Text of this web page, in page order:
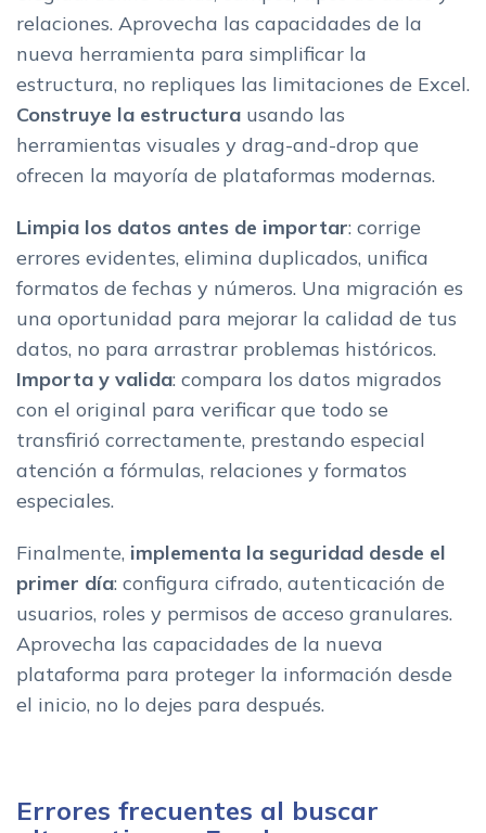
relaciones. Aprovecha las capacidades de la
nueva herramienta para simplificar la
estructura, no repliques las limitaciones de Excel.
Construye la estructura usando las
herramientas visuales y drag-and-drop que
ofrecen la mayoría de plataformas modernas.
Limpia los datos antes de importar: corrige
errores evidentes, elimina duplicados, unifica
formatos de fechas y números. Una migración es
una oportunidad para mejorar la calidad de tus
datos, no para arrastrar problemas históricos.
Importa y valida: compara los datos migrados
con el original para verificar que todo se
transfirió correctamente, prestando especial
atención a fórmulas, relaciones y formatos
especiales.
Finalmente, implementa la seguridad desde el
primer día: configura cifrado, autenticación de
usuarios, roles y permisos de acceso granulares.
Aprovecha las capacidades de la nueva
plataforma para proteger la información desde
el inicio, no lo dejes para después.
Errores frecuentes al buscar